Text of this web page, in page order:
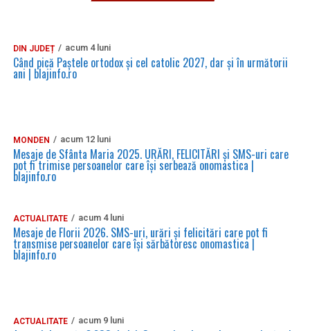
DIN JUDEȚ acum 4 luni
Când pică Paștele ortodox și cel catolic 2027, dar și în următorii
ani | blajinfo.ro
MONDEN acum 12 luni
Mesaje de Sfânta Maria 2025. URĂRI, FELICITĂRI și SMS-uri care
pot fi trimise persoanelor care își serbează onomastica |
blajinfo.ro
ACTUALITATE acum 4 luni
Mesaje de Florii 2026. SMS-uri, urări și felicitări care pot fi
transmise persoanelor care îşi sărbătoresc onomastica |
blajinfo.ro
ACTUALITATE acum 9 luni